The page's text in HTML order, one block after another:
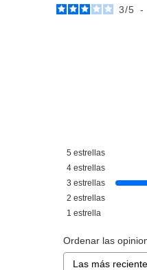
SAUVAGE
Pvr 34.00€
-42%
3/5 -
5 estrellas
4 estrellas
3 estrellas
2 estrellas
1 estrella
Ordenar las